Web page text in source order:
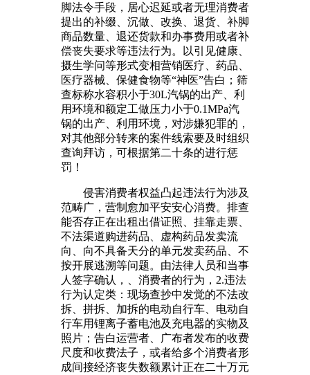
脚法令手段，居心迟延或者无理消费者
提出的补缀、沉做、改换、退货、补脚
商品数量、退还货款和办事费用或者补
偿丧失要求等违法行为。以引见健康、
摄生学问等形式变相营销医疗、药品、
医疗器械、保健食物等“神医”告白；筛
查标称水容积小于30L汽锅的出产、利
用环境和额定工做压力小于0.1MPa汽
锅的出产、利用环境，对涉嫌犯罪的，
对其他部分转来的案件线索要及时组织
查询拜访，可根据第二十条的进行惩
罚！
侵害消费者权益凸起违法行为涉及
范畴广，营制愈加平安安心消费。排查
能否存正在出租出借证照、挂靠走票、
不法渠道购进药品、虚构药品发卖流
向、向不具备天分的单元发卖药品、不
按开展逃溯等问题。由法律人员和当事
人签字确认，、消费者的行为，2.违法
行为认定类：现场查抄中发觉的不法改
拆、拼拆、加拆的电动自行车、电动自
行车用锂离子蓄电池及充电器的实物及
照片；告白运营者、广布者发布的收费
尺度和收费法子，或者给多个消费者形
成间接经济丧失数额累计正在二十万元